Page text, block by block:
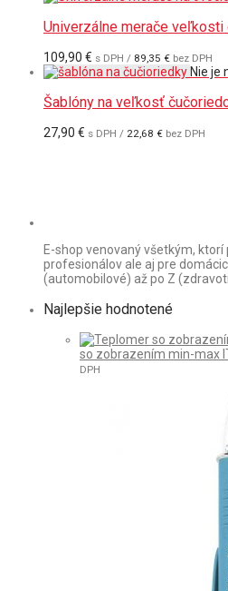
Univerzálne merače veľkosti
109,90 € s DPH / 89,35 € bez DPH
Šablóny na veľkosť
27,90 € s DPH / 22,68 € bez DPH
E-shop venovaný všetkým,
profesionálov ale aj pre
(automobilové) až po Z
Najlepšie hodnotené
so zobrazením min-max
DPH